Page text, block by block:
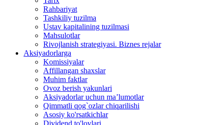
arası
istanbul
Rahbariyat
Tashkiliy tuzilma
Ustav kapitalining tuzilmasi
Mahsulotlar
Rivojlanish strategiyasi. Biznes rejalar
Aksiyadorlarga
Komissiyalar
Affillangan shaxslar
Muhim faktlar
Ovoz berish yakunlari
Aksiyadorlar uchun ma’lumotlar
Qimmatli qog`ozlar chiqarilishi
Asosiy ko'rsatkichlar